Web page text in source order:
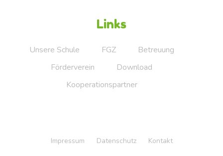
Links
Unsere Schule FGZ
Betreuung
Förderverein
Download
Kooperationspartner
Impressum Datenschutz Kontakt